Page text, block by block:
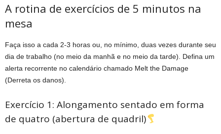
A rotina de exercícios de 5 minutos na
mesa
Faça isso a cada 2-3 horas ou, no mínimo, duas vezes durante seu
dia de trabalho (no meio da manhã e no meio da tarde). Defina um
alerta recorrente no calendário chamado Melt the Damage
(Derreta os danos).
Exercício 1: Alongamento sentado em forma
de quatro (abertura de quadril)